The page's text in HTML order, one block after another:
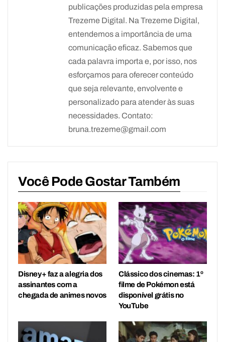
publicações produzidas pela empresa
Trezeme Digital. Na Trezeme Digital,
entendemos a importância de uma
comunicação eficaz. Sabemos que
cada palavra importa e, por isso, nos
esforçamos para oferecer conteúdo
que seja relevante, envolvente e
personalizado para atender às suas
necessidades. Contato:
bruna.trezeme@gmail.com
Você Pode Gostar Também
Disney+ faz a alegria dos
assinantes com a
chegada de animes novos
Clássico dos cinemas: 1º
filme de Pokémon está
disponível grátis no
YouTube